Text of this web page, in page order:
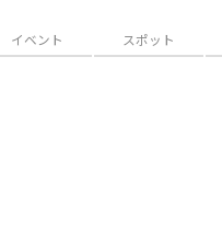
イベント スポット